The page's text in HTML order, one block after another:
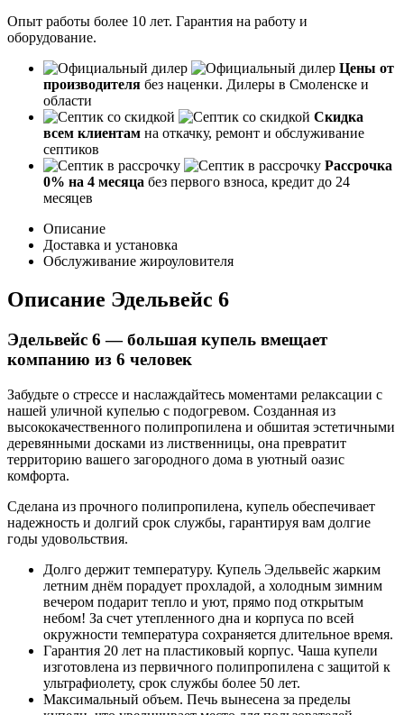
Опыт работы более 10 лет. Гарантия на работу и
оборудование.
Цены от
производителя без наценки. Дилеры в Смоленске и
области
Скидка
всем клиентам на откачку, ремонт и обслуживание
септиков
Рассрочка
0% на 4 месяца без первого взноса, кредит до 24
месяцев
Описание
Доставка и установка
Обслуживание жироуловителя
Описание Эдельвейс 6
Эдельвейс 6 — большая купель вмещает
компанию из 6 человек
Забудьте о стрессе и наслаждайтесь моментами релаксации с
нашей уличной купелью с подогревом. Созданная из
высококачественного полипропилена и обшитая эстетичными
деревянными досками из лиственницы, она превратит
территорию вашего загородного дома в уютный оазис
комфорта.
Сделана из прочного полипропилена, купель обеспечивает
надежность и долгий срок службы, гарантируя вам долгие
годы удовольствия.
Долго держит температуру. Купель Эдельвейс жарким
летним днём порадует прохладой, а холодным зимним
вечером подарит тепло и уют, прямо под открытым
небом! За счет утепленного дна и корпуса по всей
окружности температура сохраняется длительное время.
Гарантия 20 лет на пластиковый корпус. Чаша купели
изготовлена из первичного полипропилена с защитой к
ультрафиолету, срок службы более 50 лет.
Максимальный объем. Печь вынесена за пределы